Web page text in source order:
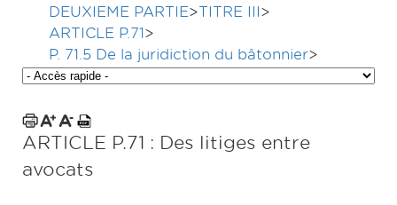
DEUXIEME PARTIE>TITRE III>
ARTICLE P.71>
P. 71.5 De la juridiction du bâtonnier>
ARTICLE P.71 : Des litiges entre
avocats